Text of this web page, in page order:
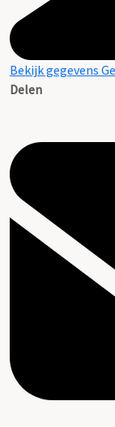
Bekijk gegevens
Delen